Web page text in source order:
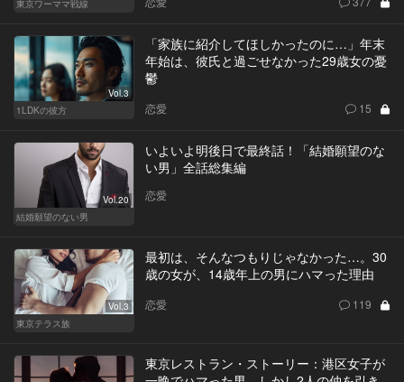
東京ワーママ戦線
Vol.3
1LDKの彼方
「家族に紹介してほしかったのに…」年末
年始は、彼氏と過ごせなかった29歳女の憂
鬱
恋愛 15
Vol.20
結婚願望のない男
いよいよ明後日で最終話！「結婚願望のな
い男」全話総集編
恋愛
Vol.3
東京テラス族
最初は、そんなつもりじゃなかった…。30
歳の女が、14歳年上の男にハマった理由
恋愛 119
東京レストラン・ストーリー：港区女子が